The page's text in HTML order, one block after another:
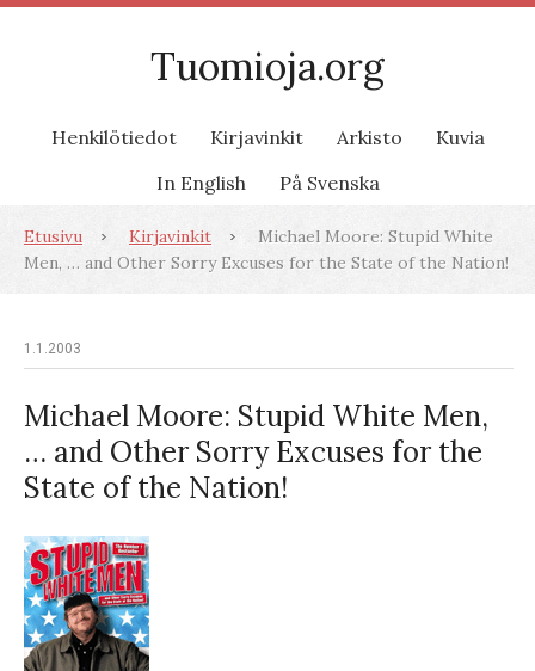
Tuomioja.org
Henkilötiedot Kirjavinkit Arkisto
Kuvia
In English
På Svenska
Etusivu Kirjavinkit
Michael Moore: Stupid White
Men, … and Other Sorry Excuses for the State of the Nation!
1.1.2003
Michael Moore: Stupid White Men,
… and Other Sorry Excuses for the
State of the Nation!